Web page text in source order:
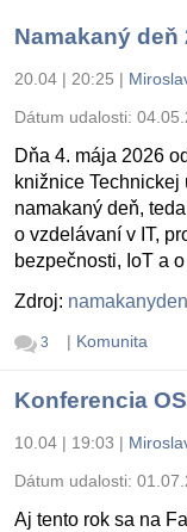
Namakaný deň
20.04 | 20:25 |
Dátum udalosti:
Dňa 4. mája 2026
knižnice
namakaný deň,
o vzdelávaní v IT,
bezpečnosti, IoT a
Zdroj:
3 | Komunita
Konferencia
10.04 | 19:03 |
Dátum udalosti:
Aj tento rok sa na